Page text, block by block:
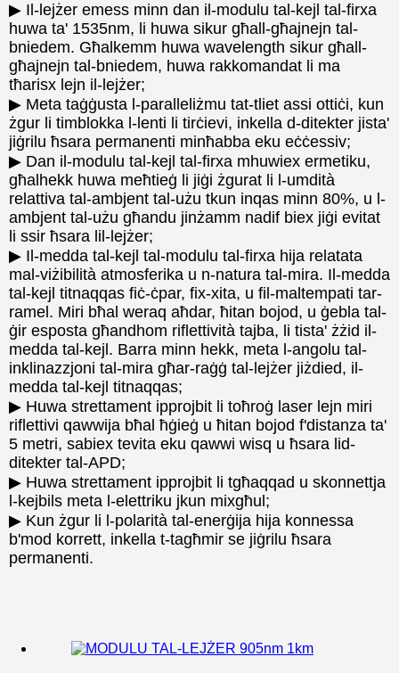
▶ Il-lejżer emess minn dan il-modulu tal-kejl tal-firxa
huwa ta' 1535nm, li huwa sikur għall-għajnejn tal-
bniedem. Għalkemm huwa wavelength sikur għall-
għajnejn tal-bniedem, huwa rakkomandat li ma
tħarisx lejn il-lejżer;
▶ Meta taġġusta l-paralleliżmu tat-tliet assi ottiċi, kun
żgur li timblokka l-lenti li tirċievi, inkella d-ditekter jista'
jiġrilu ħsara permanenti minħabba eku eċċessiv;
▶ Dan il-modulu tal-kejl tal-firxa mhuwiex ermetiku,
għalhekk huwa meħtieġ li jiġi żgurat li l-umdità
relattiva tal-ambjent tal-użu tkun inqas minn 80%, u l-
ambjent tal-użu għandu jinżamm nadif biex jiġi evitat
li ssir ħsara lil-lejżer;
▶ Il-medda tal-kejl tal-modulu tal-firxa hija relatata
mal-viżibilità atmosferika u n-natura tal-mira. Il-medda
tal-kejl titnaqqas fiċ-ċpar, fix-xita, u fil-maltempati tar-
ramel. Miri bħal weraq aħdar, ħitan bojod, u ġebla tal-
ġir esposta għandhom riflettività tajba, li tista' żżid il-
medda tal-kejl. Barra minn hekk, meta l-angolu tal-
inklinazzjoni tal-mira għar-raġġ tal-lejżer jiżdied, il-
medda tal-kejl titnaqqas;
▶ Huwa strettament ipprojbit li toħroġ laser lejn miri
riflettivi qawwija bħal ħġieġ u ħitan bojod f'distanza ta'
5 metri, sabiex tevita eku qawwi wisq u ħsara lid-
ditekter tal-APD;
▶ Huwa strettament ipprojbit li tgħaqqad u skonnettja
l-kejbils meta l-elettriku jkun mixgħul;
▶ Kun żgur li l-polarità tal-enerġija hija konnessa
b'mod korrett, inkella t-tagħmir se jiġrilu ħsara
permanenti.